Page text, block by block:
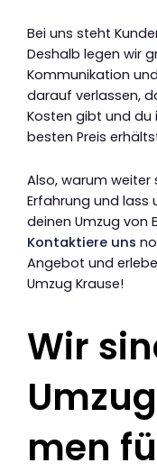
Bei uns steht
Deshalb legen wir
Kommunikation
darauf verlassen,
Kosten gibt und du
besten Preis
Also, warum weiter
Erfahrung und lass
deinen Umzug von
Kontaktiere uns
Angebot und
Umzug Krause!
Wir
men